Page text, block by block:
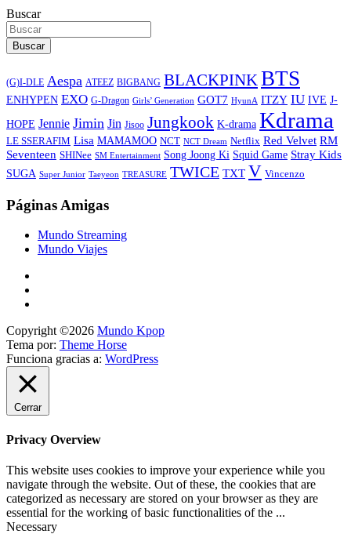
Buscar
Buscar
(G)I-DLE Aespa ATEEZ BIGBANG BLACKPINKBTS
ENHYPEN EXO G-Dragon Girls’ Generation GOT7 HyunA ITZY IU IVE J-
HOPE Jennie Jimin Jin Jisoo Jungkook K-drama Kdrama
LE SSERAFIM Lisa MAMAMOO NCT NCT Dream Netflix Red Velvet RM
Seventeen SHINee SM Entertainment Song Joong Ki Squid Game Stray Kids
SUGA Super Junior Taeyeon TREASURE TWICE TXT V Vincenzo
Páginas Amigas
Mundo Streaming
Mundo Viajes
Copyright ©2026 Mundo Kpop
Tema por: Theme Horse
Funciona gracias a: WordPress
Cerrar
Privacy Overview
This website uses cookies to improve your experience while you
navigate through the website. Out of these, the cookies that are
categorized as necessary are stored on your browser as they are
essential for the working of basic functionalities of the ...
Necessary